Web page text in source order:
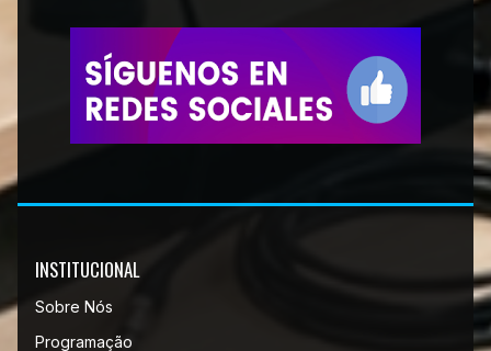
INSTITUCIONAL
Sobre Nós
Programação